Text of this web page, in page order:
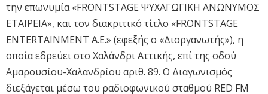
την επωνυμία «FRONTSTAGE ΨΥΧΑΓΩΓΙΚΗ ΑΝΩΝΥΜΟΣ
ΕΤΑΙΡΕΙΑ», και τον διακριτικό τίτλο «FRONTSTAGE
ENTERTAINMENT A.E.» (εφεξής ο «Διοργανωτής»), η
οποία εδρεύει στο Χαλάνδρι Αττικής, επί της οδού
Αμαρουσίου-Χαλανδρίου αριθ. 89. Ο Διαγωνισμός
διεξάγεται μέσω του ραδιοφωνικού σταθμού RED FM